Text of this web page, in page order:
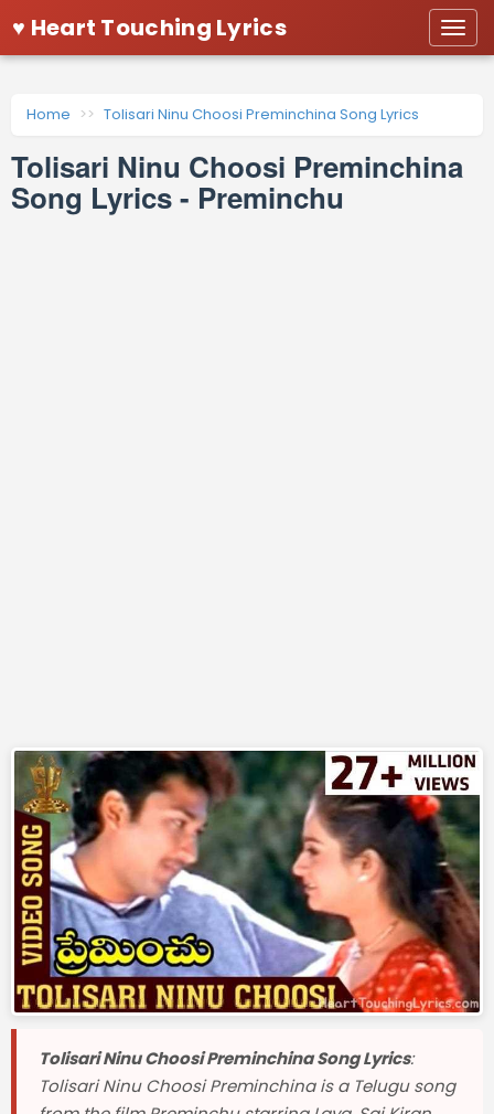
♥ Heart Touching Lyrics
Home Tolisari Ninu Choosi Preminchina Song Lyrics
Tolisari Ninu Choosi Preminchina
Song Lyrics - Preminchu
Tolisari Ninu Choosi Preminchina Song Lyrics:
Tolisari Ninu Choosi Preminchina is a Telugu song